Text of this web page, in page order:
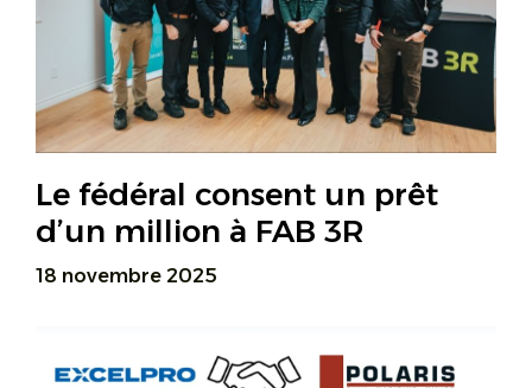
Le fédéral consent un prêt
d’un million à FAB 3R
18 novembre 2025